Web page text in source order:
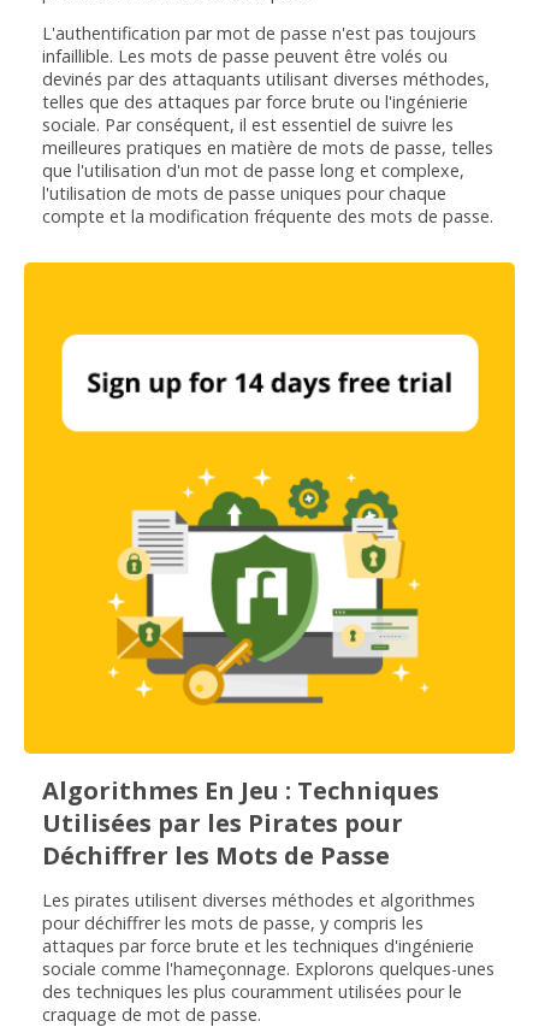
L'authentification par mot de passe n'est pas toujours
infaillible. Les mots de passe peuvent être volés ou
devinés par des attaquants utilisant diverses méthodes,
telles que des attaques par force brute ou l'ingénierie
sociale. Par conséquent, il est essentiel de suivre les
meilleures pratiques en matière de mots de passe, telles
que l'utilisation d'un mot de passe long et complexe,
l'utilisation de mots de passe uniques pour chaque
compte et la modification fréquente des mots de passe.
Algorithmes En Jeu : Techniques
Utilisées par les Pirates pour
Déchiffrer les Mots de Passe
Les pirates utilisent diverses méthodes et algorithmes
pour déchiffrer les mots de passe, y compris les
attaques par force brute et les techniques d'ingénierie
sociale comme l'hameçonnage. Explorons quelques-unes
des techniques les plus couramment utilisées pour le
craquage de mot de passe.